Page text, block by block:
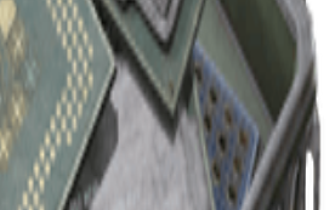
que adiciona espaços extras para itens